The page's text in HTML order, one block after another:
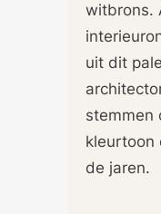
witbrons.
uit dit
stemmen
kleurtoon
de jaren.